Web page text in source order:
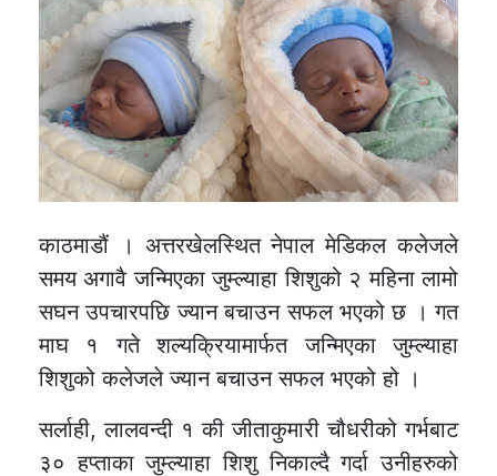
काठमाडौं । अत्तरखेलस्थित नेपाल मेडिकल कलेजले
समय अगावै जन्मिएका जुम्ल्याहा शिशुको २ महिना लामो
सघन उपचारपछि ज्यान बचाउन सफल भएको छ । गत
माघ १ गते शल्यक्रियामार्फत जन्मिएका जुम्ल्याहा
शिशुको कलेजले ज्यान बचाउन सफल भएको हो ।
सर्लाही, लालवन्दी १ की जीताकुमारी चौधरीको गर्भबाट
३० हप्ताका जुम्ल्याहा शिशु निकाल्दै गर्दा उनीहरुको